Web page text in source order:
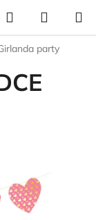
Hledat
KOŠÍK
party